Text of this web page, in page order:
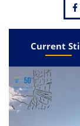
Current